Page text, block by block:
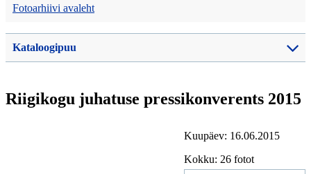
Fotoarhiivi avaleht
Kataloogipuu
Riigikogu juhatuse pressikonverents 2015
Kuupäev: 16.06.2015
Kokku: 26 fotot